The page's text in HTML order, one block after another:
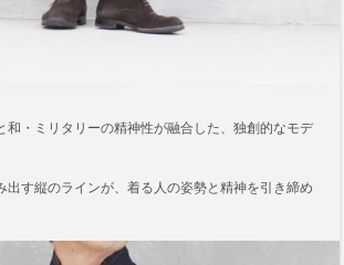
和・ミリタリーの精神性が融合した、独創的なモデ
出す縦のラインが、着る人の姿勢と精神を引き締め